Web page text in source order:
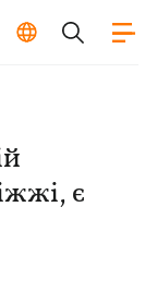
є